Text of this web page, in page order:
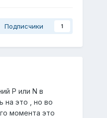
Подписчики 1
P или N в
на это , но во
момента это